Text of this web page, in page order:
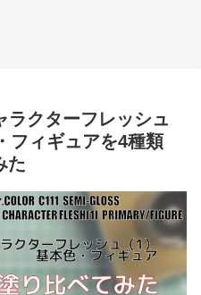
クターフレッシュ
フィギュアを4種類
た